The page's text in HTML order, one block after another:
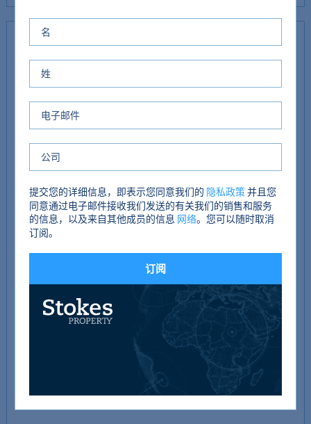
住宿
入口大厅
客厅/餐厅 3.6米 x 6.7米
杂物间 2.1米 x 0.9米
卧室1 2.6米 x 4.2米
套房
浴室 2.0米 x 2.3米
1.4米×1.0米
约69平方米（743平方
英尺）
提交您的详细信息，即表示您同意我们的 隐私政策并且您
同意通过电子邮件接收我们发送的有关我们的销售和服务
的信息，以及来自其他成员的信息 网络。您可以随时取消
订阅。
订阅